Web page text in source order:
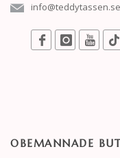
info@teddytassen.se
OBEMANNADE